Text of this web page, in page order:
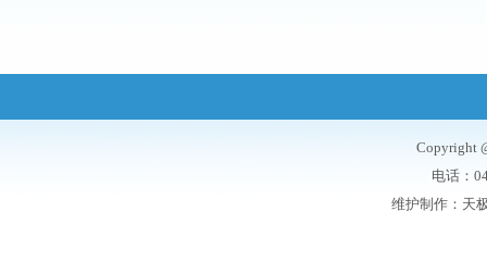
Copyright
电话：
维护制作： 天